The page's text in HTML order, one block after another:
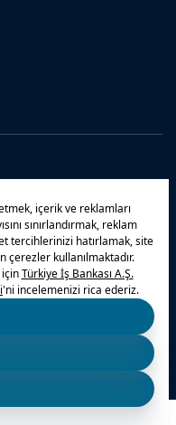
A.Ş.
Yasal Uyarı Güvenlik
Toplumu Hizmetleri
Verilerin Korunması